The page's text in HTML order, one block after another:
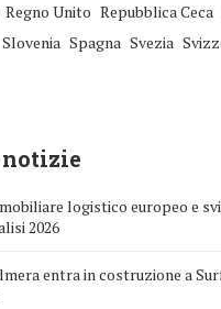
Regno Unito Repubblica Ceca
Slovenia Spagna Svezia
logistico europeo e
2026
entra in costruzione a